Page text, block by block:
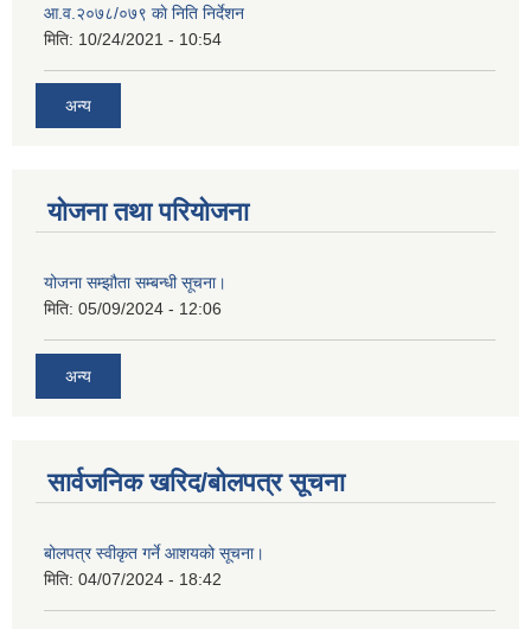
आ.व.२०७८/०७९ काे निति निर्देशन
मिति: 10/24/2021 - 10:54
अन्य
योजना तथा परियोजना
योजना सम्झौता सम्बन्धी सूचना।
मिति: 05/09/2024 - 12:06
अन्य
सार्वजनिक खरिद/बोलपत्र सूचना
बोलपत्र स्वीकृत गर्ने आशयको सूचना।
मिति: 04/07/2024 - 18:42